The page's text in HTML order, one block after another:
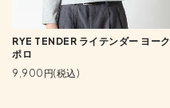
RYE TENDER ライテンダー ヨーク
ポロ
9,900円(税込)